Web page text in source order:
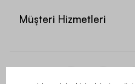
Müşteri Hizmetleri